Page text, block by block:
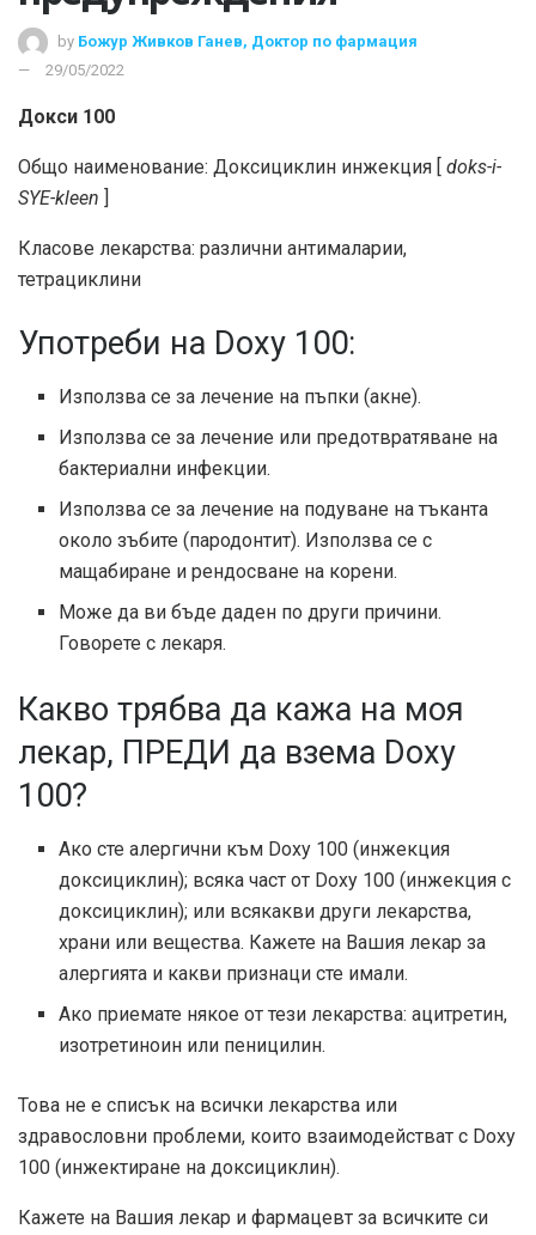
by Божур Живков Ганев, Доктор по фармация
29/05/2022
Докси 100
Общо наименование: Доксициклин инжекция [ doks-i-
SYE-kleen ]
Класове лекарства: различни антималарии,
тетрациклини
Употреби на Doxy 100:
Използва се за лечение на пъпки (акне).
Използва се за лечение или предотвратяване на
бактериални инфекции.
Използва се за лечение на подуване на тъканта
около зъбите (пародонтит). Използва се с
мащабиране и рендосване на корени.
Може да ви бъде даден по други причини.
Говорете с лекаря.
Какво трябва да кажа на моя
лекар, ПРЕДИ да взема Doxy
100?
Ако сте алергични към Doxy 100 (инжекция
доксициклин); всяка част от Doxy 100 (инжекция с
доксициклин); или всякакви други лекарства,
храни или вещества. Кажете на Вашия лекар за
алергията и какви признаци сте имали.
Ако приемате някое от тези лекарства: ацитретин,
изотретиноин или пеницилин.
Това не е списък на всички лекарства или
здравословни проблеми, които взаимодействат с Doxy
100 (инжектиране на доксициклин).
Кажете на Вашия лекар и фармацевт за всичките си